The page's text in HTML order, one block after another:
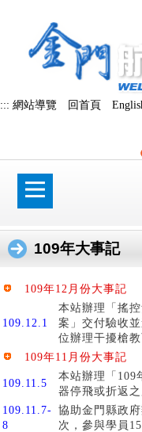
塊
::: 網站導覽 回首頁
109年大事記
109年12月份大事記
109.12.1
本站辦理「搖
案」交付驗收
位辦理干擾槍
109年11月份大事記
109.11.5
本站辦理「109
器停飛或折返
109.11.7-
8
協助金門縣政
次，參與學員